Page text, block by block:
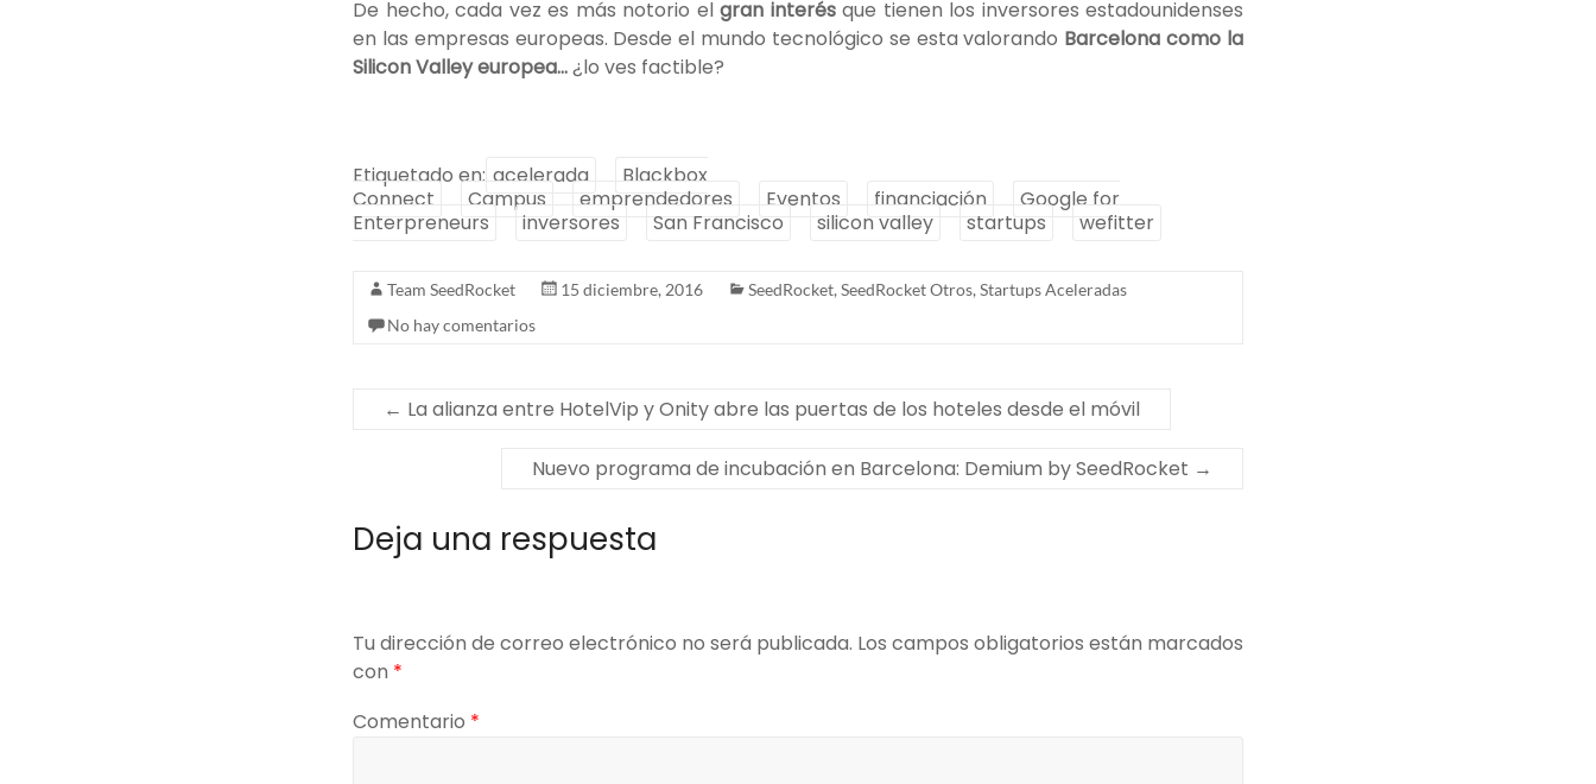
De hecho, cada vez es más notorio el gran interésque tienen los inversores estadounidenses
en las empresas europeas. Desde el mundo tecnológico se esta valorando Barcelona como la
Silicon Valley europea…¿lo ves factible?
Etiquetado en: acelerada
Blackbox
Connect
Campus emprendedores Eventos financiación
Google for
Enterpreneurs
inversores San Francisco silicon valley startups wefitter
Team SeedRocket 15 diciembre, 2016 SeedRocket, SeedRocket Otros, Startups Aceleradas
No hay comentarios
← La alianza entre HotelVip y Onity abre las puertas de los hoteles desde el móvil
Nuevo programa de incubación en Barcelona: Demium by SeedRocket →
Deja una respuesta
Tu dirección de correo electrónico no será publicada. Los campos obligatorios están marcados
con *
Comentario *